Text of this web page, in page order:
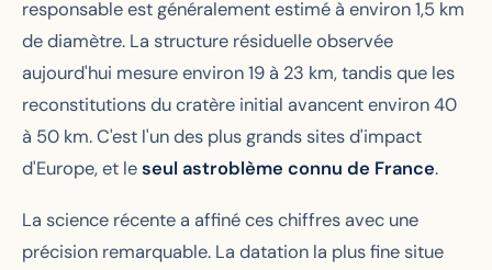
responsable est généralement estimé à environ 1,5 km
de diamètre. La structure résiduelle observée
aujourd'hui mesure environ 19 à 23 km, tandis que les
reconstitutions du cratère initial avancent environ 40
à 50 km. C'est l'un des plus grands sites d'impact
d'Europe, et leseul astroblème connu de France.
La science récente a affiné ces chiffres avec une
précision remarquable. La datation la plus fine situe